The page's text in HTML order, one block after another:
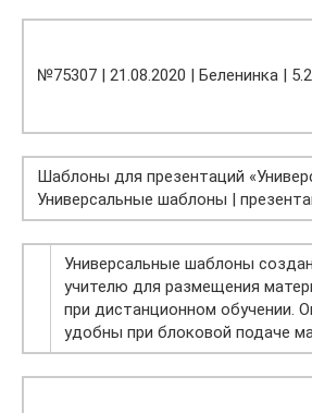
№75307 | 21.08.2020 | Беленинка |
Шаблоны для презентаций
Универсальные шаблоны |
Универсальные шаблоны
учителю для размещения
при дистанционном обучении.
удобны при блоковой подаче